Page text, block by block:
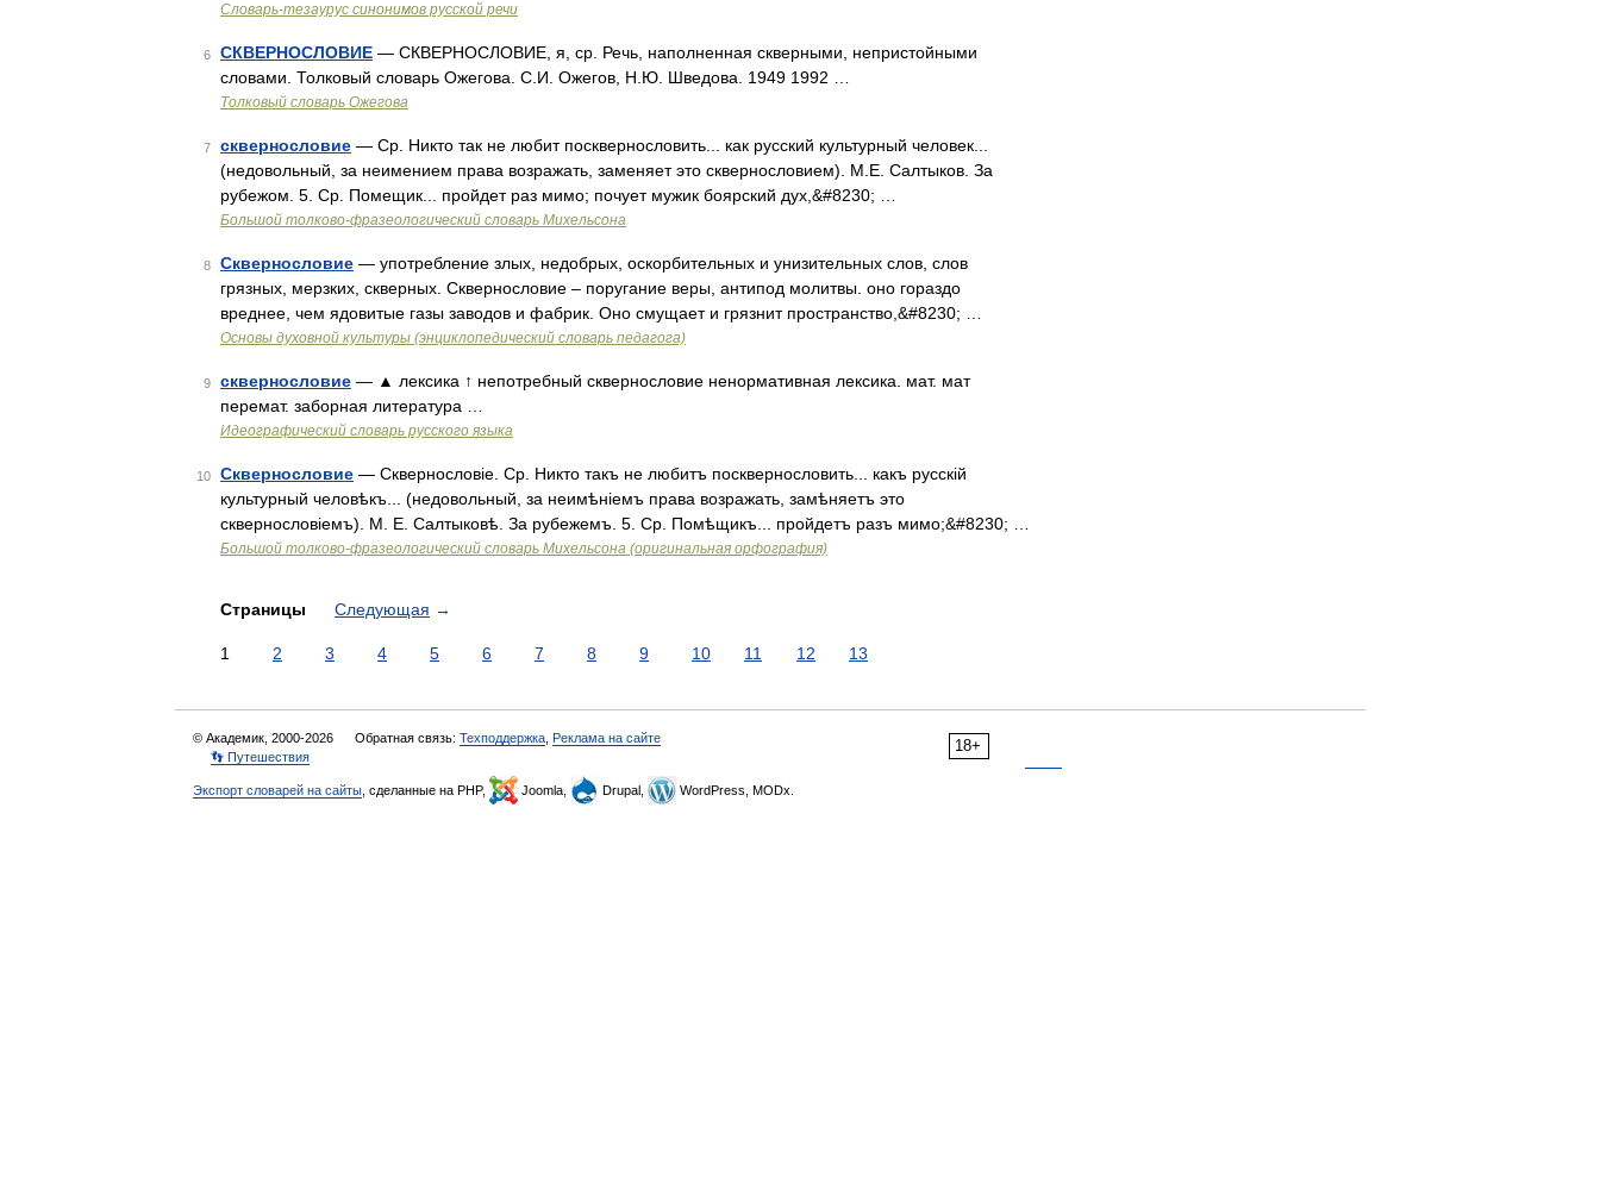
Словарь-тезаурус синонимов русской речи
6 СКВЕРНОСЛОВИЕ — СКВЕРНОСЛОВИЕ, я, ср. Речь, наполненная скверными, непристойными
словами. Толковый словарь Ожегова. С.И. Ожегов, Н.Ю. Шведова. 1949 1992 …
Толковый словарь Ожегова
7 сквернословие — Ср. Никто так не любит посквернословить... как русский культурный человек...
(недовольный, за неимением права возражать, заменяет это сквернословием). М.Е. Салтыков. За
рубежом. 5. Ср. Помещик... пройдет раз мимо; почует мужик боярский дух,&#8230; …
Большой толково-фразеологический словарь Михельсона
8 Сквернословие — употребление злых, недобрых, оскорбительных и унизительных слов, слов
грязных, мерзких, скверных. Сквернословие – поругание веры, антипод молитвы. оно гораздо
вреднее, чем ядовитые газы заводов и фабрик. Оно смущает и грязнит пространство,&#8230; …
Основы духовной культуры (энциклопедический словарь педагога)
9 сквернословие — ▲ лексика ↑ непотребный сквернословие ненормативная лексика. мат. мат
перемат. заборная литература …
Идеографический словарь русского языка
10 Сквернословие — Сквернословіе. Ср. Никто такъ не любитъ посквернословить... какъ русскій
культурный человѣкъ... (недовольный, за неимѣніемъ права возражать, замѣняетъ это
сквернословіемъ). М. Е. Салтыковѣ. За рубежемъ. 5. Ср. Помѣщикъ... пройдетъ разъ мимо;&#8230; …
Большой толково-фразеологический словарь Михельсона (оригинальная орфография)
Страницы Следующая →
1 2 3 4 5 6 7 8 9 10 11 12 13
18+
© Академик, 2000-2026 Обратная связь: Техподдержка Реклама на сайте
👣 Путешествия
Экспорт словарей на сайты , сделанные на PHP, Joomla, Drupal, WordPress, MODx.